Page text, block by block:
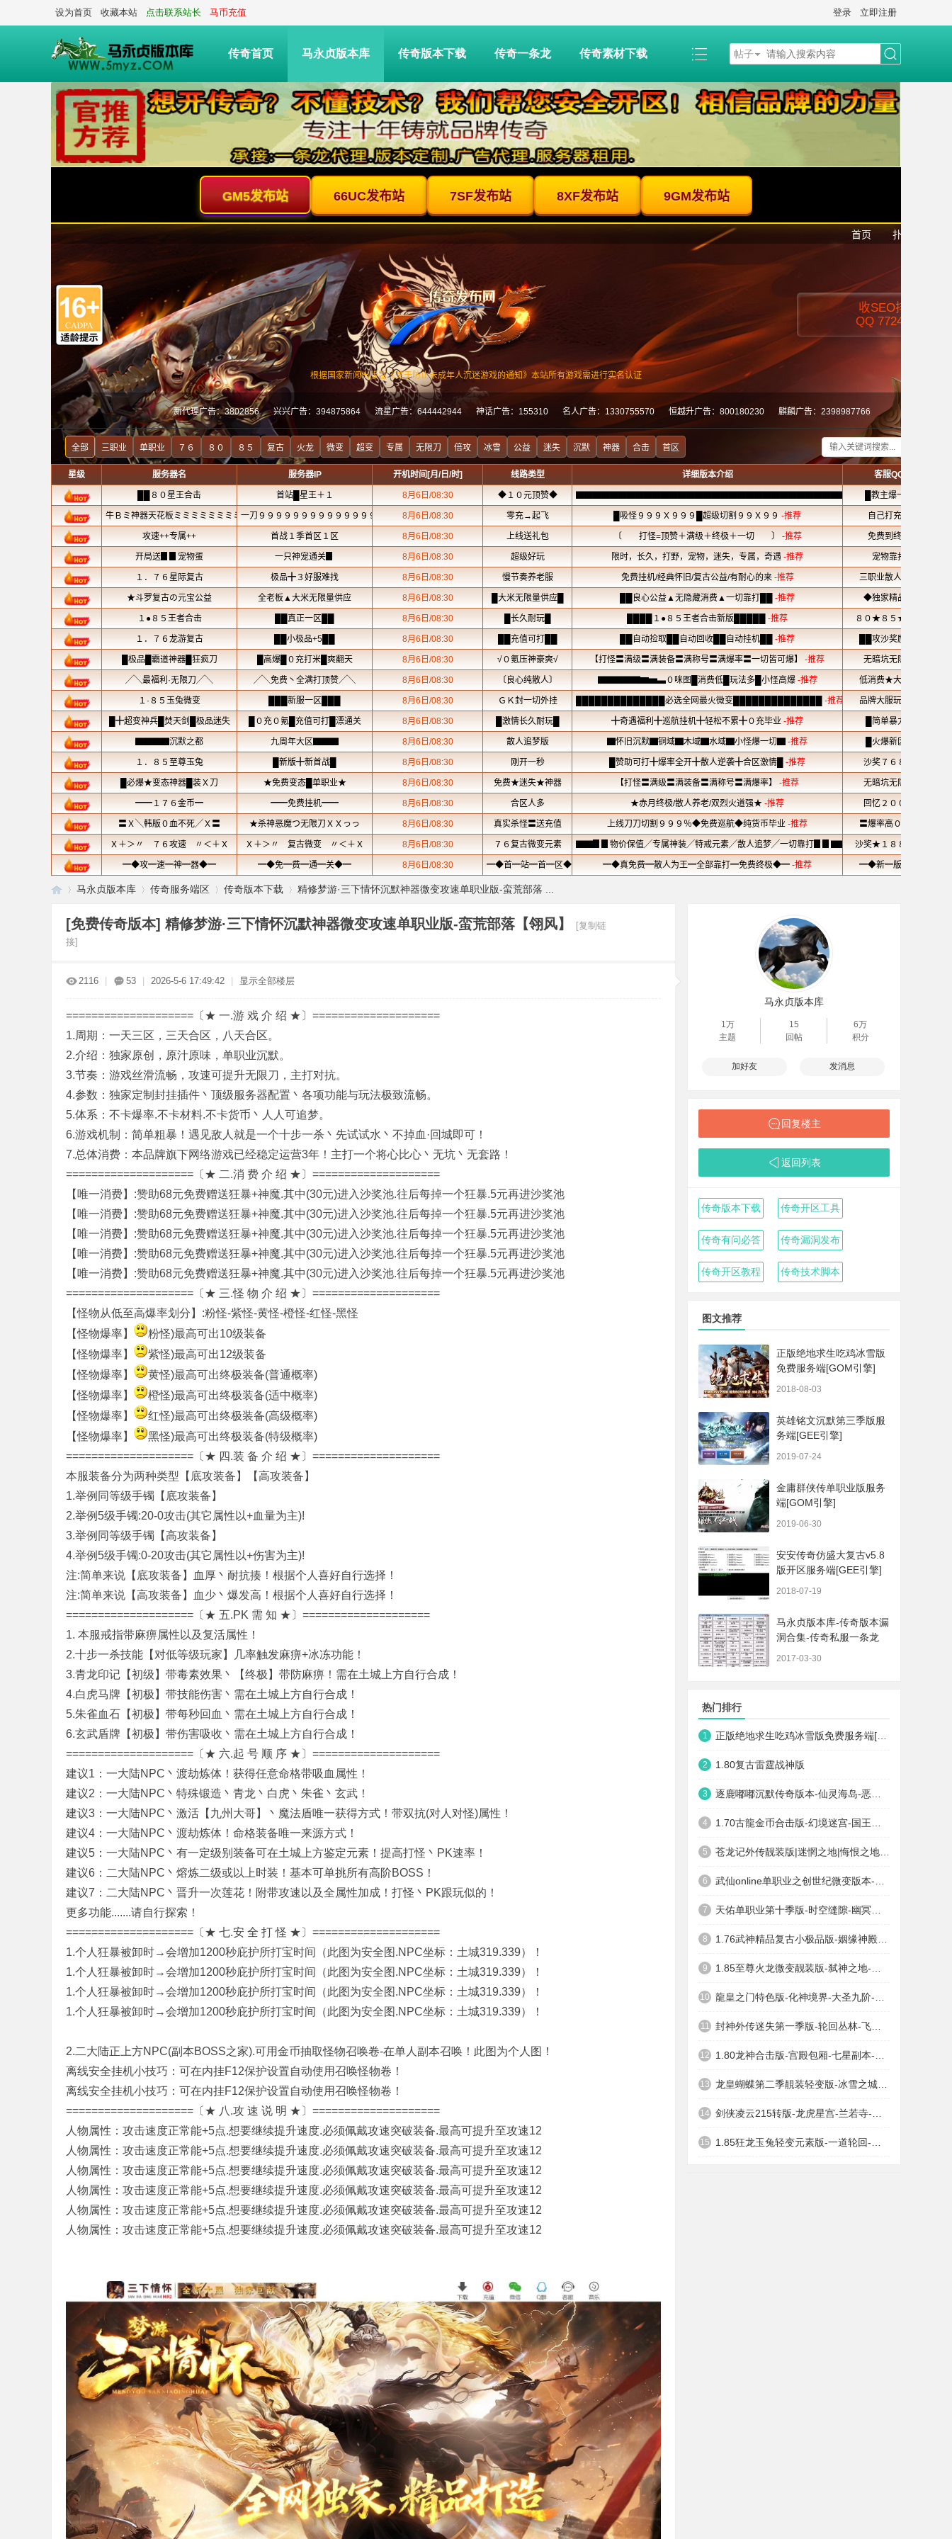
设为首页 收藏本站 点击联系站长 马币充值 登录 立即注册
传奇首页 马永贞版本库 传奇版本下载 传奇一条龙 传奇素材下载
传奇脚本技术
帖子
»
马永贞版本库 传奇服务端区 传奇版本下载 精修梦游·三下情怀沉默神器微变攻速单职业版-蛮荒部落 ...
[免费传奇版本] 精修梦游·三下情怀沉默神器微变攻速单职业版-蛮荒部落【翎风】
[复制链
接]
2116 53 2026-5-6 17:49:42 显示全部楼层
====================〔★ 一.游 戏 介 绍 ★〕====================
1.周期：一天三区，三天合区，八天合区。
2.介绍：独家原创，原汁原味，单职业沉默。
3.节奏：游戏丝滑流畅，攻速可提升无限刀，主打对抗。
4.参数：独家定制封挂插件丶顶级服务器配置丶各项功能与玩法极致流畅。
5.体系：不卡爆率.不卡材料.不卡货币丶人人可追梦。
6.游戏机制：简单粗暴！遇见敌人就是一个十步一杀丶先试试水丶不掉血·回城即可！
7.总体消费：本品牌旗下网络游戏已经稳定运营3年！主打一个将心比心丶无坑丶无套路！
====================〔★ 二.消 费 介 绍 ★〕====================
【唯一消费】:赞助68元免费赠送狂暴+神魔.其中(30元)进入沙奖池.往后每掉一个狂暴.5元再进沙奖池
【唯一消费】:赞助68元免费赠送狂暴+神魔.其中(30元)进入沙奖池.往后每掉一个狂暴.5元再进沙奖池
【唯一消费】:赞助68元免费赠送狂暴+神魔.其中(30元)进入沙奖池.往后每掉一个狂暴.5元再进沙奖池
【唯一消费】:赞助68元免费赠送狂暴+神魔.其中(30元)进入沙奖池.往后每掉一个狂暴.5元再进沙奖池
【唯一消费】:赞助68元免费赠送狂暴+神魔.其中(30元)进入沙奖池.往后每掉一个狂暴.5元再进沙奖池
====================〔★ 三.怪 物 介 绍 ★〕====================
【怪物从低至高爆率划分】:粉怪-紫怪-黄怪-橙怪-红怪-黑怪
【怪物爆率】
粉怪)最高可出10级装备
【怪物爆率】
紫怪)最高可出12级装备
【怪物爆率】
黄怪)最高可出终极装备(普通概率)
【怪物爆率】
橙怪)最高可出终极装备(适中概率)
【怪物爆率】
红怪)最高可出终极装备(高级概率)
【怪物爆率】
黑怪)最高可出终极装备(特级概率)
====================〔★ 四.装 备 介 绍 ★〕====================
本服装备分为两种类型【底攻装备】【高攻装备】
1.举例同等级手镯【底攻装备】
2.举例5级手镯:20-0攻击(其它属性以+血量为主)!
3.举例同等级手镯【高攻装备】
4.举例5级手镯:0-20攻击(其它属性以+伤害为主)!
注:简单来说【底攻装备】血厚丶耐抗揍！根据个人喜好自行选择！
注:简单来说【高攻装备】血少丶爆发高！根据个人喜好自行选择！
====================〔★ 五.PK 需 知 ★〕====================
1. 本服戒指带麻痹属性以及复活属性！
2.十步一杀技能【对低等级玩家】几率触发麻痹+冰冻功能！
3.青龙印记【初级】带毒素效果丶【终极】带防麻痹！需在土城上方自行合成！
4.白虎马牌【初极】带技能伤害丶需在土城上方自行合成！
5.朱雀血石【初极】带每秒回血丶需在土城上方自行合成！
6.玄武盾牌【初极】带伤害吸收丶需在土城上方自行合成！
====================〔★ 六.起 号 顺 序 ★〕====================
建议1：一大陆NPC丶渡劫炼体！获得任意命格带吸血属性！
建议2：一大陆NPC丶特殊锻造丶青龙丶白虎丶朱雀丶玄武！
建议3：一大陆NPC丶激活【九州大哥】丶魔法盾唯一获得方式！带双抗(对人对怪)属性！
建议4：一大陆NPC丶渡劫炼体！命格装备唯一来源方式！
建议5：一大陆NPC丶有一定级别装备可在土城上方鉴定元素！提高打怪丶PK速率！
建议6：二大陆NPC丶熔炼二级或以上时装！基本可单挑所有高阶BOSS！
建议7：二大陆NPC丶晋升一次莲花！附带攻速以及全属性加成！打怪丶PK跟玩似的！
更多功能.......请自行探索！
====================〔★ 七.安 全 打 怪 ★〕====================
1.个人狂暴被卸时→会增加1200秒庇护所打宝时间（此图为安全图.NPC坐标：土城319.339）！
1.个人狂暴被卸时→会增加1200秒庇护所打宝时间（此图为安全图.NPC坐标：土城319.339）！
1.个人狂暴被卸时→会增加1200秒庇护所打宝时间（此图为安全图.NPC坐标：土城319.339）！
1.个人狂暴被卸时→会增加1200秒庇护所打宝时间（此图为安全图.NPC坐标：土城319.339）！
2.二大陆正上方NPC(副本BOSS之家).可用金币抽取怪物召唤卷-在单人副本召唤！此图为个人图！
离线安全挂机小技巧：可在内挂F12保护设置自动使用召唤怪物卷！
离线安全挂机小技巧：可在内挂F12保护设置自动使用召唤怪物卷！
====================〔★ 八.攻 速 说 明 ★〕====================
人物属性：攻击速度正常能+5点.想要继续提升速度.必须佩戴攻速突破装备.最高可提升至攻速12
人物属性：攻击速度正常能+5点.想要继续提升速度.必须佩戴攻速突破装备.最高可提升至攻速12
人物属性：攻击速度正常能+5点.想要继续提升速度.必须佩戴攻速突破装备.最高可提升至攻速12
人物属性：攻击速度正常能+5点.想要继续提升速度.必须佩戴攻速突破装备.最高可提升至攻速12
人物属性：攻击速度正常能+5点.想要继续提升速度.必须佩戴攻速突破装备.最高可提升至攻速12
人物属性：攻击速度正常能+5点.想要继续提升速度.必须佩戴攻速突破装备.最高可提升至攻速12
马永贞版本库
1万
主题
15
回帖
6万
积分
加好友 发消息
回复楼主
返回列表
传奇版本下载 传奇开区工具
传奇有问必答 传奇漏洞发布
传奇开区教程 传奇技术脚本
图文推荐
正版绝地求生吃鸡冰雪版
免费服务端[GOM引擎]
2018-08-03
英雄铭文沉默第三季版服
务端[GEE引擎]
2019-07-24
金庸群侠传单职业版服务
端[GOM引擎]
2019-06-30
安安传奇仿盛大复古v5.8
版开区服务端[GEE引擎]
2018-07-19
马永贞版本库-传奇版本漏
洞合集-传奇私服一条龙
2017-03-30
热门排行
1
2 1.80复古雷霆战神版
3
4
5
6
7
8
9
10
11
12
13
14
15